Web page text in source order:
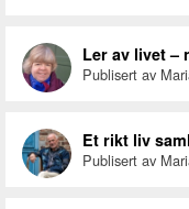
Ler av livet –
Publisert av
Et rikt liv
Publisert av